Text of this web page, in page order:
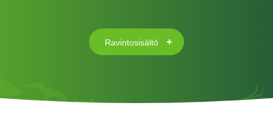
Ravintosisältö